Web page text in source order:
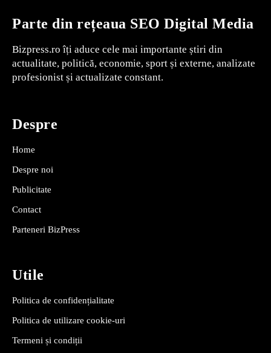
Parte din rețeaua SEO Digital Media
Bizpress.ro îți aduce cele mai importante știri din
actualitate, politică, economie, sport și externe, analizate
profesionist și actualizate constant.
Despre
Home
Despre noi
Publicitate
Contact
Parteneri BizPress
Utile
Politica de confidențialitate
Politica de utilizare cookie-uri
Termeni și condiții